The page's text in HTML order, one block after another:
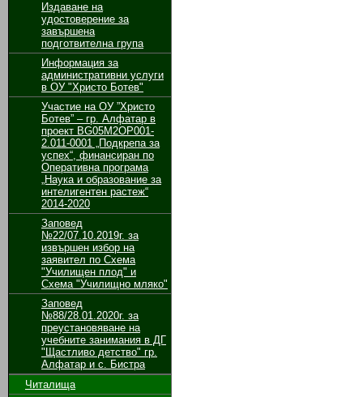
Издаване на
удостоверение за
завършена
подготвителна група
Информация за
административни услуги
в ОУ "Христо Ботев"
Участие на ОУ ”Христо
Ботев” – гр. Алфатар в
проект BG05M2ОP001-
2.011-0001 „Подкрепа за
успех“, финансиран по
Оперативна програма
„Наука и образование за
интелигентен растеж“
2014-2020
Заповед
№22/07.10.2019г. за
извършен избор на
заявител по Схема
"Училищен плод" и
Схема "Училищно мляко"
Заповед
№88/28.01.2020г. за
преустановяване на
учебните занимания в ДГ
"Щастливо детство" гр.
Алфатар и с. Бистра
Читалища